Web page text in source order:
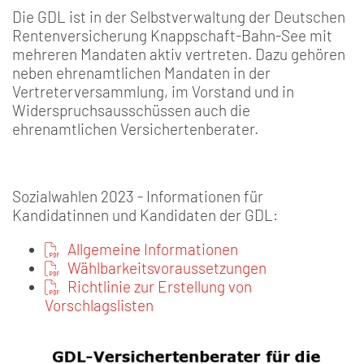
Die GDL ist in der Selbstverwaltung der Deutschen
Rentenversicherung Knappschaft-Bahn-See mit
mehreren Mandaten aktiv vertreten. Dazu gehören
neben ehrenamtlichen Mandaten in der
Vertreterversammlung, im Vorstand und in
Widerspruchsausschüssen auch die
ehrenamtlichen Versichertenberater.
Sozialwahlen 2023 - Informationen für
Kandidatinnen und Kandidaten der GDL:
Allgemeine Informationen
Wählbarkeitsvoraussetzungen
Richtlinie zur Erstellung von
Vorschlagslisten